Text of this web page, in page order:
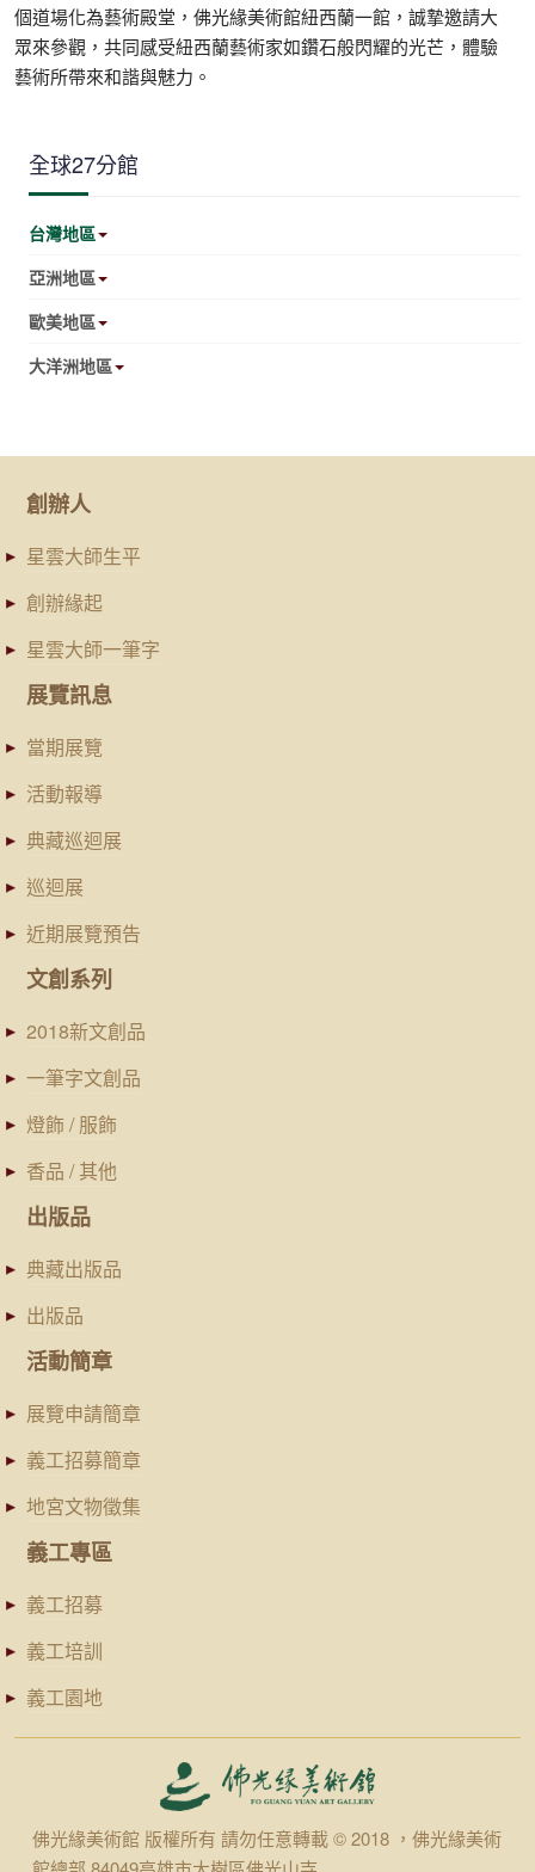
個道場化為藝術殿堂，佛光緣美術館紐西蘭一館，誠摯邀請大
眾來參觀，共同感受紐西蘭藝術家如鑽石般閃耀的光芒，體驗
藝術所帶來和諧與魅力。
全球27分館
台灣地區
亞洲地區
歐美地區
大洋洲地區
創辦人
星雲大師生平
創辦緣起
星雲大師一筆字
展覽訊息
當期展覽
活動報導
典藏巡迴展
巡迴展
近期展覽預告
文創系列
2018新文創品
一筆字文創品
燈飾 / 服飾
香品 / 其他
出版品
典藏出版品
出版品
活動簡章
展覽申請簡章
義工招募簡章
地宮文物徵集
義工專區
義工招募
義工培訓
義工園地
佛光緣美術館 版權所有 請勿任意轉載 © 2018 ，佛光緣美術